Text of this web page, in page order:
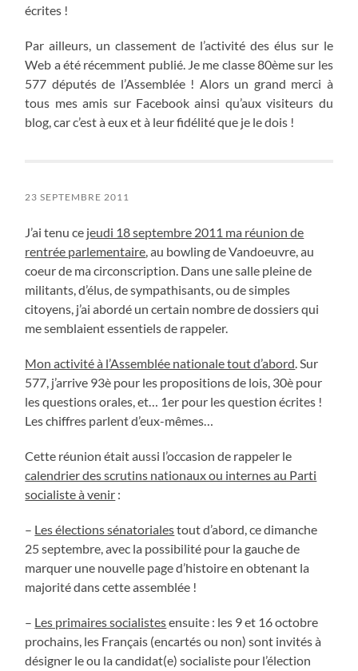
écrites !
Par ailleurs, un classement de l’activité des élus sur le
Web a été récemment publié. Je me classe 80ème sur les
577 députés de l’Assemblée ! Alors un grand merci à
tous mes amis sur Facebook ainsi qu’aux visiteurs du
blog, car c’est à eux et à leur fidélité que je le dois !
23 SEPTEMBRE 2011
J’ai tenu ce jeudi 18 septembre 2011 ma réunion de
rentrée parlementaire, au bowling de Vandoeuvre, au
coeur de ma circonscription. Dans une salle pleine de
militants, d’élus, de sympathisants, ou de simples
citoyens, j’ai abordé un certain nombre de dossiers qui
me semblaient essentiels de rappeler.
Mon activité à l’Assemblée nationale tout d’abord. Sur
577, j’arrive 93è pour les propositions de lois, 30è pour
les questions orales, et… 1er pour les question écrites !
Les chiffres parlent d’eux-mêmes…
Cette réunion était aussi l’occasion de rappeler le
calendrier des scrutins nationaux ou internes au Parti
socialiste à venir :
– Les élections sénatorialestout d’abord, ce dimanche
25 septembre, avec la possibilité pour la gauche de
marquer une nouvelle page d’histoire en obtenant la
majorité dans cette assemblée !
– Les primaires socialistesensuite : les 9 et 16 octobre
prochains, les Français (encartés ou non) sont invités à
désigner le ou la candidat(e) socialiste pour l’élection